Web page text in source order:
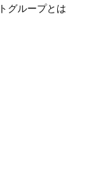
グループとは